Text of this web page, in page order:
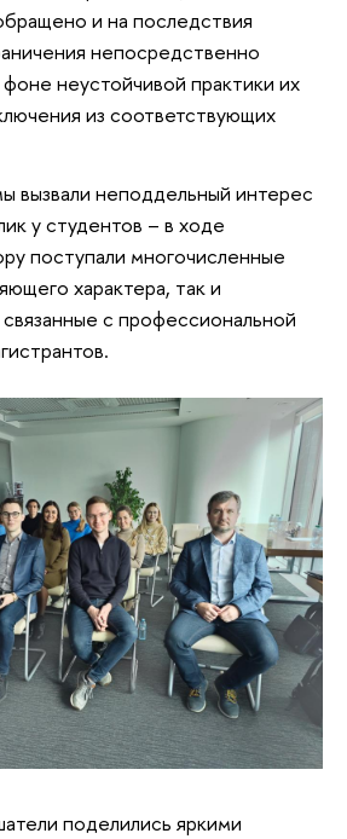
и на последствия
непосредственно
неустойчивой практики их
из соответствующих
вызвали неподдельный интерес
у студентов – в ходе
поступали многочисленные
характера, так и
с профессиональной
поделились яркими